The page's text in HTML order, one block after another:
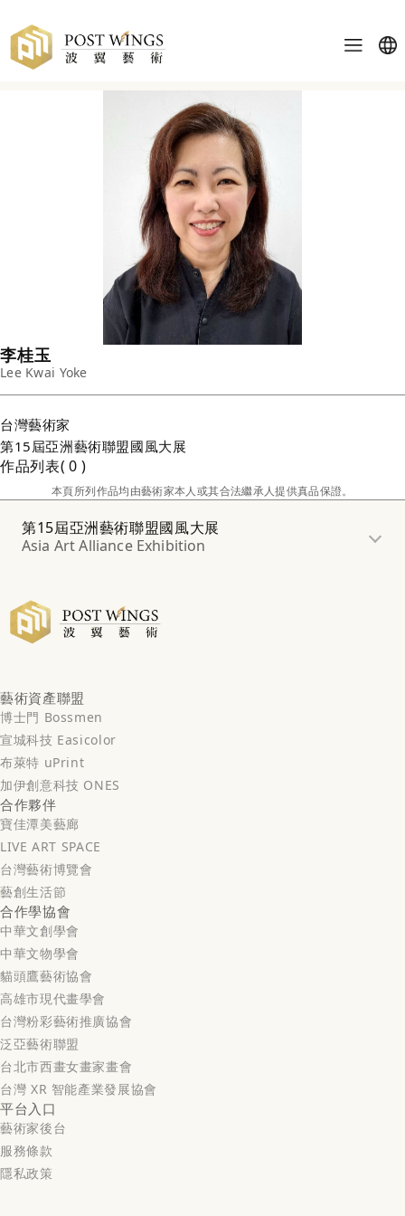
李桂玉
Lee Kwai Yoke
台灣藝術家
第15屆亞洲藝術聯盟國風大展
作品列表 0
本頁所列作品均由藝術家本人或其合法繼承人提供真品保證。
第15屆亞洲藝術聯盟國風大展
Asia Art Alliance Exhibition
藝術資產聯盟
博士門 Bossmen
宣城科技 Easicolor
布萊特 uPrint
加伊創意科技 ONES
合作夥伴
寶佳潭美藝廊
LIVE ART SPACE
台灣藝術博覽會
藝創生活節
合作學協會
中華文創學會
中華文物學會
貓頭鷹藝術協會
高雄市現代畫學會
台灣粉彩藝術推廣協會
泛亞藝術聯盟
台北市西畫女畫家畫會
台灣 XR 智能產業發展協會
平台入口
藝術家後台
服務條款
隱私政策